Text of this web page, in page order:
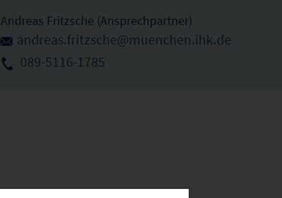
Andreas Fritzsche (Ansprechpartner)
andreas.fritzsche@muenchen.ihk.de
089-5116-1785